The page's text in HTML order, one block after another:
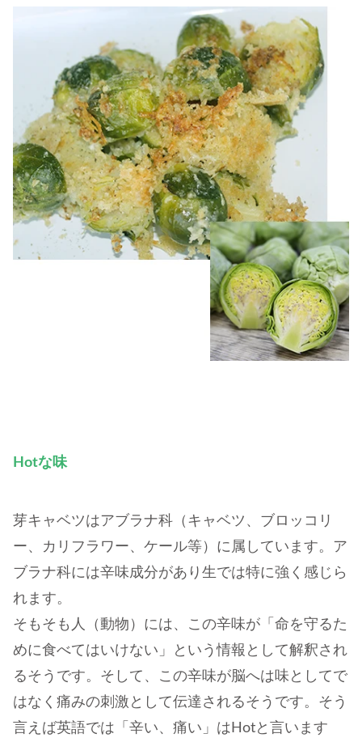
Hotな味
芽キャベツはアブラナ科（キャベツ、ブロッコリ
ー、カリフラワー、ケール等）に属しています。ア
ブラナ科には辛味成分があり生では特に強く感じら
れます。
そもそも人（動物）には、この辛味が「命を守るた
めに食べてはいけない」という情報として解釈され
るそうです。そして、この辛味が脳へは味としてで
はなく痛みの刺激として伝達されるそうです。そう
言えば英語では「辛い、痛い」はHotと言います